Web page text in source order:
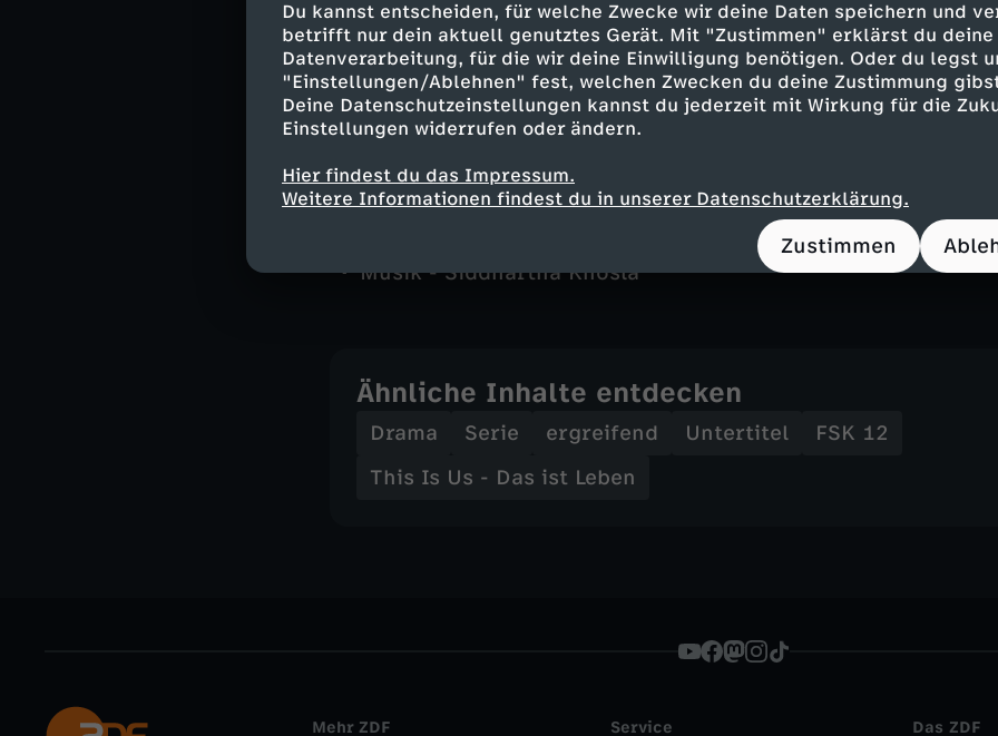
Du kannst entscheiden, für welche Zwecke wir deine Daten speichern und
betrifft nur dein aktuell genutztes Gerät. Mit "Zustimmen" erklärst du deine
Datenverarbeitung, für die wir deine Einwilligung benötigen. Oder du legst
"Einstellungen/Ablehnen" fest, welchen Zwecken du deine Zustimmung
Deine Datenschutzeinstellungen kannst du jederzeit mit Wirkung für die
Einstellungen widerrufen oder ändern.
Hier findest du das Impressum.
Weitere Informationen findest du in unserer Datenschutzerklärung.
Zustimmen
Kevin (jung) - Logan Shroyer
Kate (jung) - Hannah Zeile
Stab
Regie - Glenn Ficarra, John Requa
Musik - Siddhartha Khosla
Ähnliche Inhalte entdecken
Drama Serie ergreifend Untertitel
FSK 12
This Is Us - Das ist Leben
Mehr ZDF Service Das ZDF